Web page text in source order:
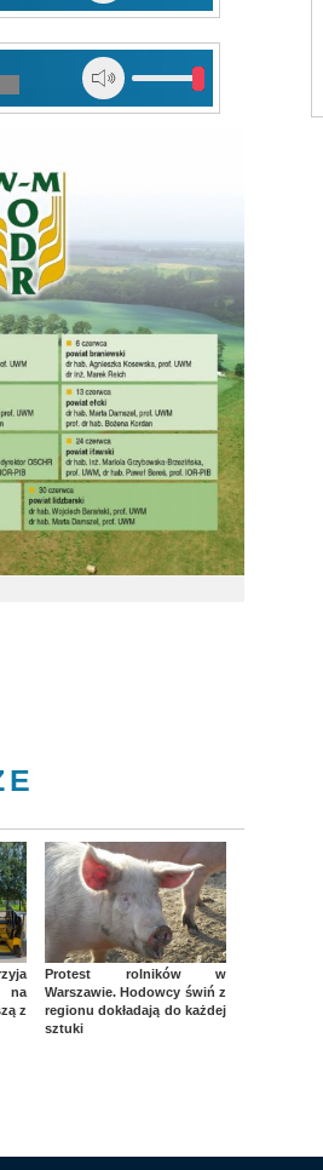
na
z
Protest rolników w
Warszawie. Hodowcy świń z
regionu dokładają do każdej
sztuki